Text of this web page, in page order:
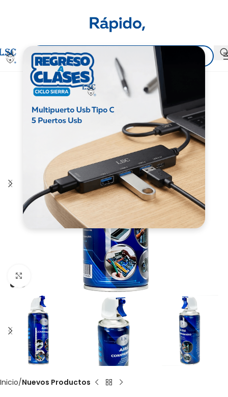
Click to enlarge
Inicio Nuevos Productos